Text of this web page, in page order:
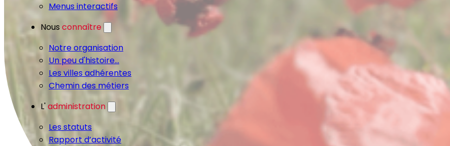
Menus interactifs
Nous connaître
Notre organisation
Un peu d'histoire...
Les villes adhérentes
Chemin des métiers
L'administration
Les statuts
Rapport d’activité